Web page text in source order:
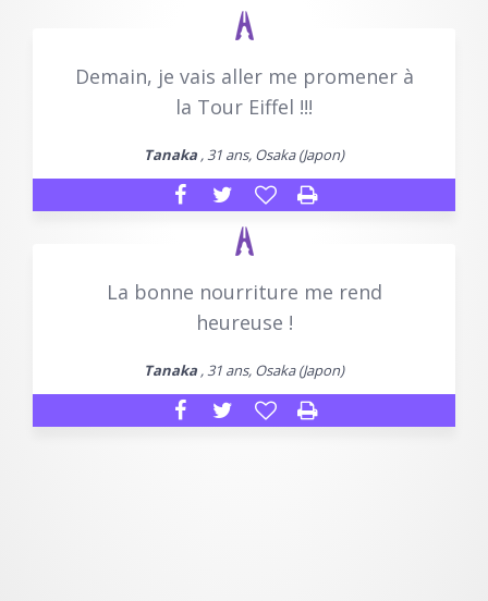
Demain, je vais aller me promener à
la Tour Eiffel !!!
Tanaka , 31 ans, Osaka (Japon)
La bonne nourriture me rend
heureuse !
Tanaka , 31 ans, Osaka (Japon)